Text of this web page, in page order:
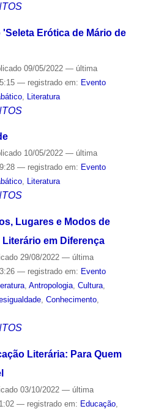
Erótica de Mário de
09/05/2022 — última
— registrado em: Evento
, Literatura
10/05/2022 — última
— registrado em: Evento
, Literatura
Lugares e Modos de
em Diferença
29/08/2022 — última
— registrado em: Evento
, Antropologia, Cultura,
, Conhecimento,
Literária: Para Quem
03/10/2022 — última
— registrado em: Educação,